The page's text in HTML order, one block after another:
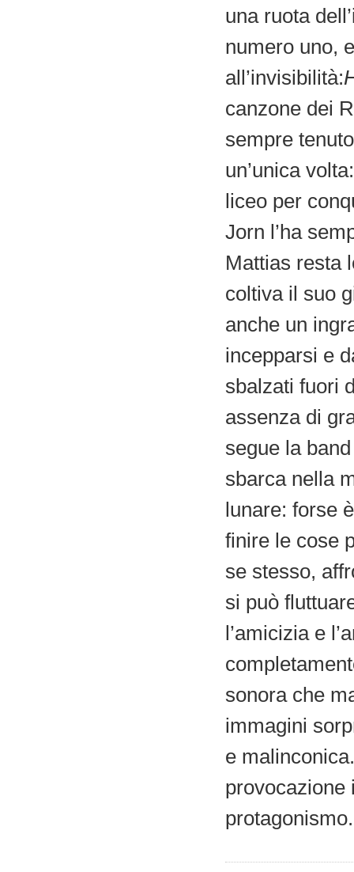
una ruota
numero uno,
all’invisibilità:
canzone dei
sempre
un’unica
liceo per
Jorn l’ha
Mattias resta
coltiva il suo
anche un
incepparsi e
sbalzati fuori
assenza di
segue la
sbarca nella
lunare: forse
finire le cose
se stesso,
si può
l’amicizia e
sonora che
immagini
e
provocazione